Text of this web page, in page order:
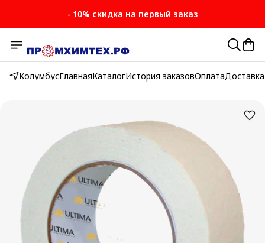
- 10% скидка на первый заказ
КолумбусГлавнаяКаталогИстория заказовОплатаДоставка